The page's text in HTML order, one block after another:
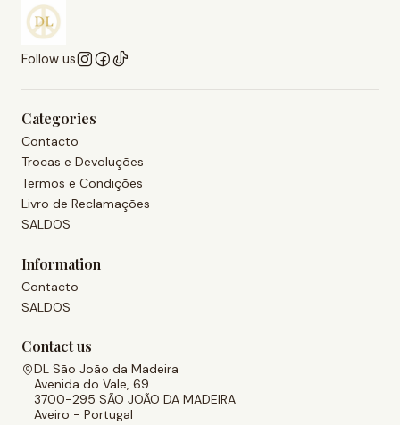
Follow us
Categories
Contacto
Trocas e Devoluções
Termos e Condições
Livro de Reclamações
SALDOS
Information
Contacto
SALDOS
Contact us
DL São João da Madeira
Avenida do Vale, 69
3700-295 SÃO JOÃO DA MADEIRA
Aveiro - Portugal